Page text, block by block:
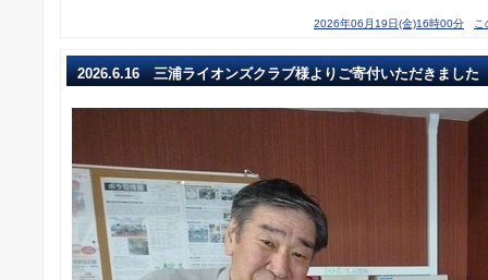
2026年06月19日(金)16時00分
2026.6.16 三浦ライオンズクラブ様よりご寄付いただきました